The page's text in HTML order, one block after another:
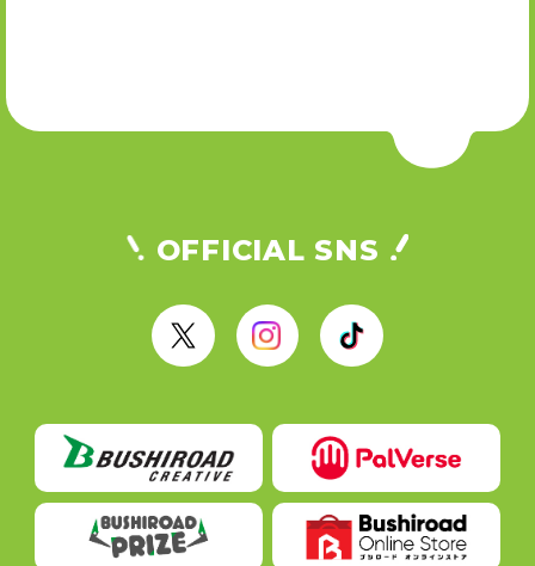
OFFICIAL SNS
X
a
m
T
k